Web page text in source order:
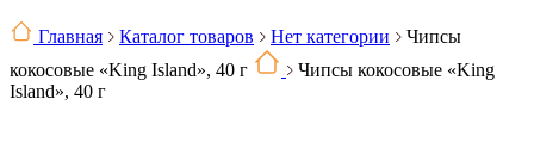
Главная Каталог товаров Нет категории
Чипсы
кокосовые «King Island», 40 г
Чипсы кокосовые «King
Island», 40 г